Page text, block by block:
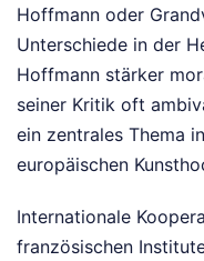
Hoffmann oder
Unterschiede in der
Hoffmann stärker
seiner Kritik oft
ein zentrales Thema
europäischen
Internationale
französischen